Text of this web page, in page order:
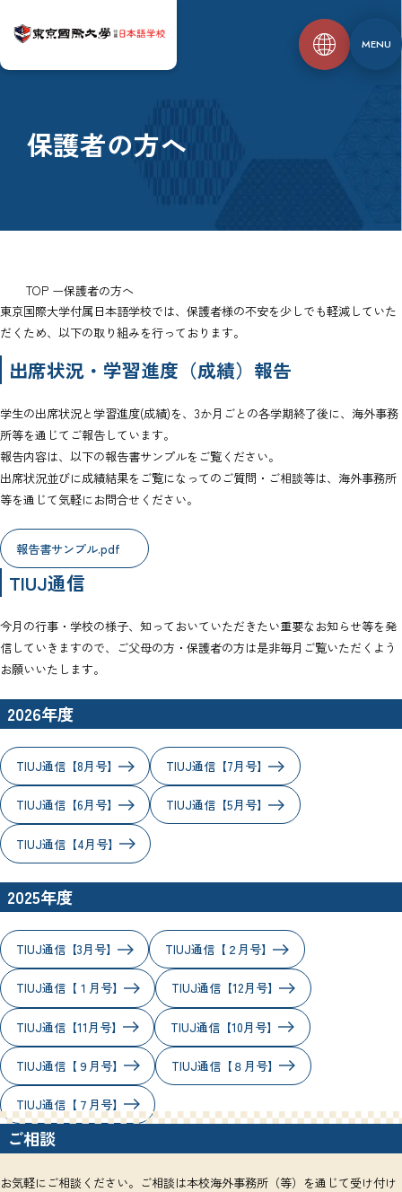
MENU
保護者の方へ
TOP
保護者の方へ
東京国際大学付属日本語学校では、保護者様の不安を少しでも軽減していた
だくため、以下の取り組みを行っております。
出席状況・学習進度（成績）報告
学生の出席状況と学習進度(成績)を、3か月ごとの各学期終了後に、海外事務
所等を通じてご報告しています。
報告内容は、以下の報告書サンプルをご覧ください。
出席状況並びに成績結果をご覧になってのご質問・ご相談等は、海外事務所
等を通じて気軽にお問合せください。
報告書サンプル.pdf
TIUJ通信
今月の行事・学校の様子、知っておいていただきたい重要なお知らせ等を発
信していきますので、ご父母の方・保護者の方は是非毎月ご覧いただくよう
お願いいたします。
2026年度
TIUJ通信【8月号】 TIUJ通信【7月号】
TIUJ通信【6月号】 TIUJ通信【5月号】
TIUJ通信【4月号】
2025年度
TIUJ通信【3月号】 TIUJ通信【２月号】
TIUJ通信【１月号】 TIUJ通信【12月号】
TIUJ通信【11月号】 TIUJ通信【10月号】
TIUJ通信【９月号】 TIUJ通信【８月号】
TIUJ通信【７月号】
ご相談
お気軽にご相談ください。ご相談は本校海外事務所（等）を通じて受け付け